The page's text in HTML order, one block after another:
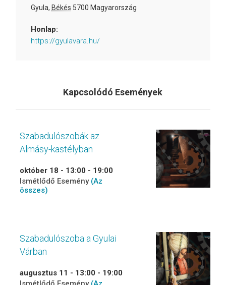
Gyula, Békés 5700 Magyarország
Honlap:
https://gyulavara.hu/
Kapcsolódó Események
Szabadulószobák az
Almásy-kastélyban
október 18 - 13:00 - 19:00
Ismétlődő Esemény (Az
összes)
Szabadulószoba a Gyulai
Várban
augusztus 11 - 13:00 - 19:00